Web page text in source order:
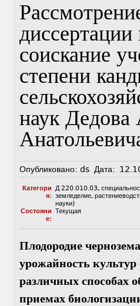
диссертации
соискание
степени
наук Дедова
Опубликовано: ds Дата:
Категори
я:
Д 220.010.03,
земледелие,
науки)
Состояни
е:
Текущая
Плодородие
урожайность культур
различных способах
приемах